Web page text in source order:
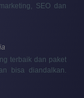
SEO dan
terbaik dan paket
bisa diandalkan.